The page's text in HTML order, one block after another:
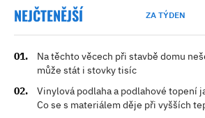
NEJČTENĚJŠÍ ZA TÝDEN
Na těchto věcech při stavbě domu
může stát i stovky tisíc
Vinylová podlaha a podlahové topení
Co se s materiálem děje při vyšších